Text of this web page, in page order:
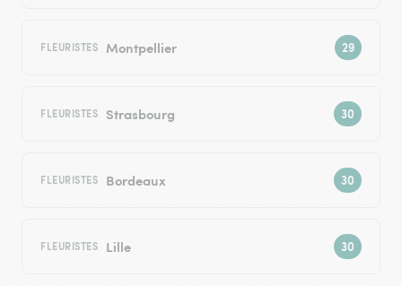
FLEURISTES Montpellier
FLEURISTES Strasbourg
FLEURISTES Bordeaux
FLEURISTES Lille